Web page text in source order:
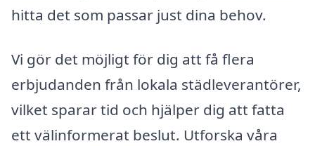
hitta det som passar just dina behov.
Vi gör det möjligt för dig att få flera
erbjudanden från lokala städleverantörer,
vilket sparar tid och hjälper dig att fatta
ett välinformerat beslut. Utforska våra